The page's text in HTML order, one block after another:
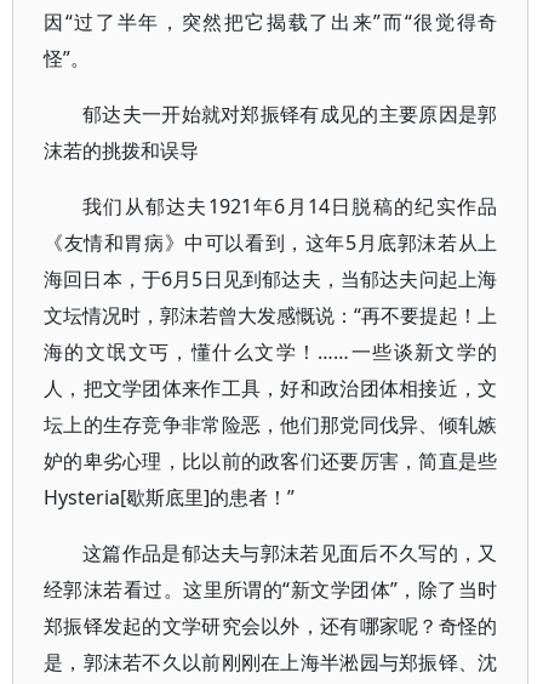
因“过了半年，突然把它揭载了出来”而“很觉得奇
怪”。
郁达夫一开始就对郑振铎有成见的主要原因是郭
沫若的挑拨和误导
我们从郁达夫1921年6月14日脱稿的纪实作品
《友情和胃病》中可以看到，这年5月底郭沫若从上
海回日本，于6月5日见到郁达夫，当郁达夫问起上海
文坛情况时，郭沫若曾大发感慨说：“再不要提起！上
海的文氓文丐，懂什么文学！……一些谈新文学的
人，把文学团体来作工具，好和政治团体相接近，文
坛上的生存竞争非常险恶，他们那党同伐异、倾轧嫉
妒的卑劣心理，比以前的政客们还要厉害，简直是些
Hysteria[歇斯底里]的患者！”
这篇作品是郁达夫与郭沫若见面后不久写的，又
经郭沫若看过。这里所谓的“新文学团体”，除了当时
郑振铎发起的文学研究会以外，还有哪家呢？奇怪的
是，郭沫若不久以前刚刚在上海半淞园与郑振铎、沈